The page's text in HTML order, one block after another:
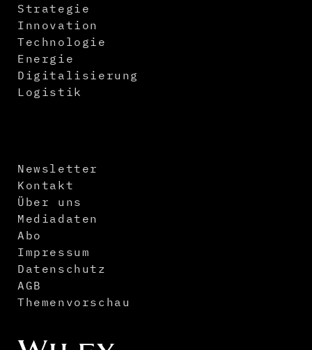
Strategie
Innovation
Technologie
Energie
Digitalisierung
Logistik
Newsletter
Kontakt
Über uns
Mediadaten
Abo
Impressum
Datenschutz
AGB
Themenvorschau